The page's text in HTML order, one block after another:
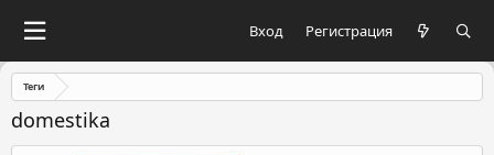
Вход Регистрация
Теги
domestika